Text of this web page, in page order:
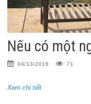
Nếu có một
04/13/2019 71
Xem chi tiết